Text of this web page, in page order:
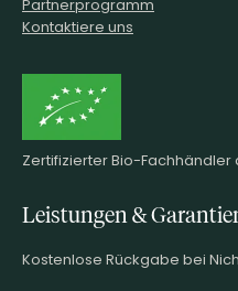
Kontaktiere uns
Zertifizierter Bio-Fachhändler
Leistungen &
Kostenlose Rückgabe bei